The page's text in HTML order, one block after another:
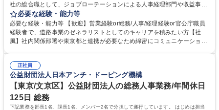
社の総合職として、ジョブローテーションによる人事経理部門や収益事業
等のフロント部門の部署等幅広い部署での業務をお任せいたします。研修
制度やキャリア支援が充実しております！ ※下記業務詳細 【業務詳細】■
管理部門：広報、人事、経理など当公社の運営に係る管理業務 ■収益部
門：駐車場の新規開拓、管理運営、新宿駅西口広場の「イベントコーナ
道路施設や道路工事現場の見学ツアー事業 ※入社後は上記いずれかの部門
へ配属。※業務内容変更の範囲：会社の定める業務 募集職種 【都庁グル
ープ】総合職（事務）◇残業月平均9時間未満／有給年平均16日取得
必要な経験・能力等
必要な経験・能力等 【歓迎】営業経験or総務/人事/経理経験or官公庁職員
経験者で、道路事業のゼネラリストとしてのキャリアを積みたい方【社
風】社内関係部署や東京都と連携が必要なため綿密にコミュニケーション
部門など多岐に渡る業務を経験できます。 ■様々なプロジェクト：駐車場
事業の他、新宿駅西口広場内に設置された照明を兼ねた広告「ブライトサ
イン」の管理運営を行うなど、事業収益を生み出す活動を積極的に行って
います。 学歴・資格 学歴：大学院 大学 高専 短大 専修学校 高校 語学力：
資格：
正社員
公益財団法人日本アンチ・ドーピング機構
【東京/文京区】公益財団法人の総務人事業務/年間休日
125日 総務
下記業務を部長1名、課長1名、メンバー2名で分担して遂行しています。 はじめは担当